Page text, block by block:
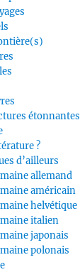
étonnantes
?
d’ailleurs
allemand
américain
helvétique
italien
japonais
polonais